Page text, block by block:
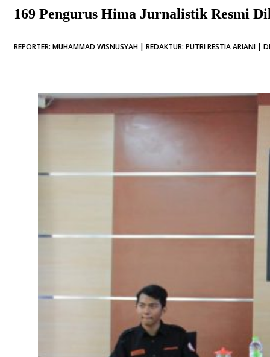
169 Pengurus Hima Jurnalistik Resmi
REPORTER: MUHAMMAD WISNUSYAH | REDAKTUR: PUTRI RESTIA ARIANI |